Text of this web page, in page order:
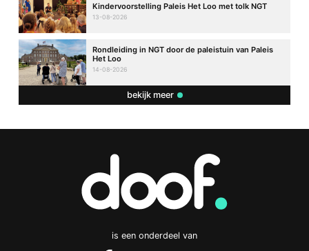
Kindervoorstelling Paleis Het Loo met tolk NGT
13-08-2026
Rondleiding in NGT door de paleistuin van Paleis
Het Loo
14-08-2026
bekijk meer
is een onderdeel van